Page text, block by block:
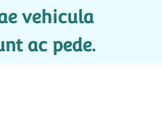
vehicula
ac pede.